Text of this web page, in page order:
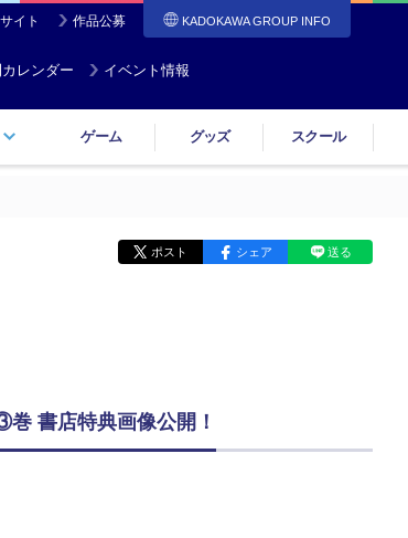
イト 作品公募 KADOKAWA GROUP INFO
レンダー イベント情報
ゲーム グッズ スクール
ポスト シェア 送る
書店特典画像公開！